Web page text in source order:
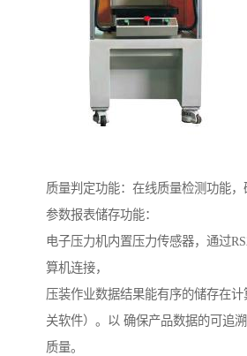
质量判定功能：在线质量检测功能，
参数报表储存功能：
电子压力机内置压力传感器，通过
算机连接，
压装作业数据结果能有序的储存在
关软件）。以 确保产品数据的可追
质量。